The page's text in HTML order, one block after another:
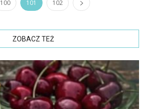
100 101 102
ZOBACZ TEŻ